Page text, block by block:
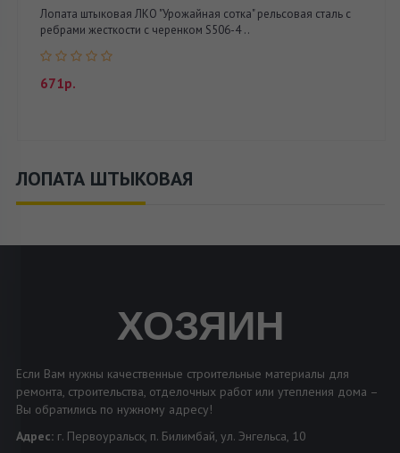
Лопата штыковая ЛКО "Урожайная сотка" рельсовая сталь с
ребрами жесткости с черенком S506-4 ..
671р.
ЛОПАТА ШТЫКОВАЯ
ХОЗЯИН
Если Вам нужны качественные строительные материалы для
ремонта, строительства, отделочных работ или утепления дома –
Вы обратились по нужному адресу!
Адрес: г. Первоуральск, п. Билимбай, ул. Энгельса, 10